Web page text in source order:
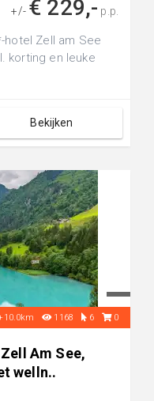
+/- € 229,- p.p.
hotel Zell am See
korting en leuke
Bekijken
1168 6 0
Am See,
welln..